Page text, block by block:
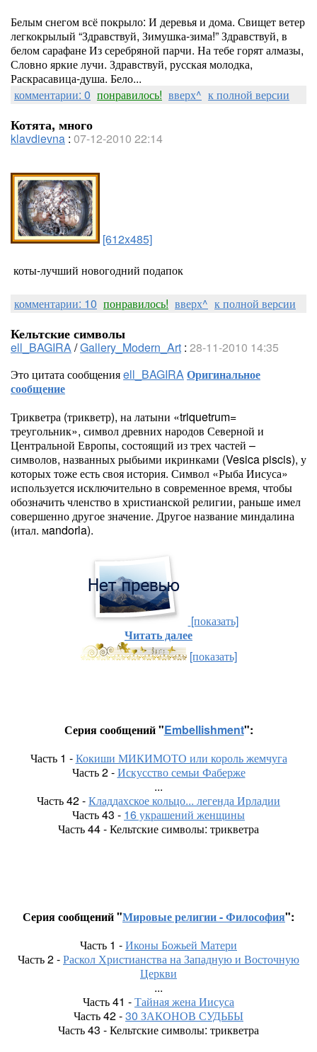
Белым снегом всё покрыло: И деревья и дома. Свищет ветер
легкокрылый “Здравствуй, Зимушка-зима!” Здравствуй, в
белом сарафане Из серебряной парчи. На тебе горят алмазы,
Словно яркие лучи. Здравствуй, русская молодка,
Раскрасавица-душа. Бело...
комментарии: 0 понравилось! вверх^ к полной версии
Котята, много
klavdievna : 07-12-2010 22:14
[612x485]
коты-лучший новогодний подапок
комментарии: 10 понравилось! вверх^ к полной версии
Кельтские символы
ell_BAGIRA/Gallery_Modern_Art : 28-11-2010 14:35
Это цитата сообщенияell_BAGIRAОригинальное
сообщение
Трикветра (трикветр), на латыни «triquetrum=
треугольник», символ древних народов Северной и
Центральной Европы, состоящий из трех частей –
символов, названных рыбьими икринками (Vesica piscis), у
которых тоже есть своя история. Символ «Рыба Иисуса»
используется исключительно в современное время, чтобы
обозначить членство в христианской религии, раньше имел
совершенно другое значение. Другое название миндалина
(итал. мandorla).
[показать]
Читать далее
[показать]
Серия сообщений "Embellishment":
Часть 1 -Кокиши МИКИМОТО или король жемчуга
Часть 2 -Искусство семьи Фаберже
...
Часть 42 -Кладдахское кольцо... легенда Ирладии
Часть 43 - 16 украшений женщины
Часть 44 - Кельтские символы: трикветра
Серия сообщений "Мировые религии - Философия":
Часть 1 -Иконы Божьей Матери
Часть 2 -Раскол Христианства на Западную и Восточную
Церкви
...
Часть 41 -Тайная жена Иисуса
Часть 42 -30 ЗАКОНОВ СУДЬБЫ
Часть 43 - Кельтские символы: трикветра